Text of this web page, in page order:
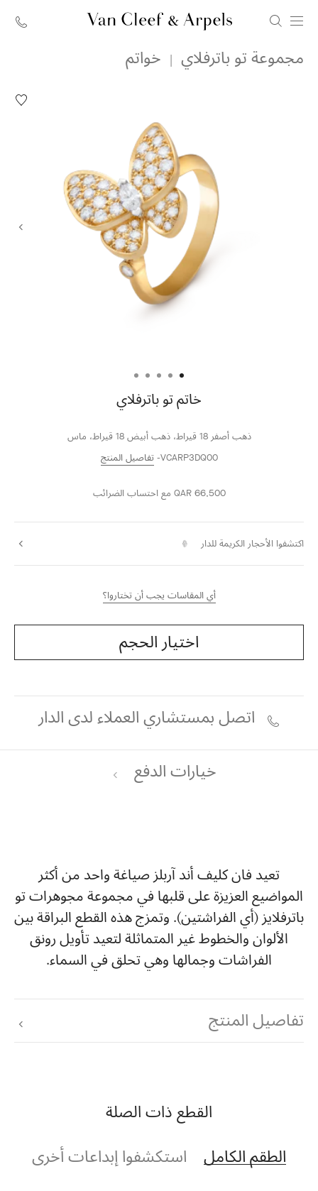
الرئيسية
كليف
أند
آربلز
مجموعة تو باترفلاي خواتم
قائمة
خاتم تو باترفلاي
ذهب أصفر 18 قيراط، ذهب أبيض 18 قيراط، ماس
VCARP3DQ00 تفاصيل المنتج
QAR 66,500 مع احتساب الضرائب
اكتشفوا الأحجار الكريمة للدار
أي المقاسات يجب أن تختاروا؟
اختيار الحجم
اتصل بمستشاري العملاء لدى الدار
خيارات الدفع
تعيد فان كليف أند آربلز صياغة واحد من أكثر
المواضيع العزيزة على قلبها في مجموعة مجوهرات تو
باترفلايز (أي الفراشتين). وتمزج هذه القطع البراقة بين
الألوان والخطوط غير المتماثلة لتعيد تأويل رونق
الفراشات وجمالها وهي تحلق في السماء.
تفاصيل المنتج
القطع ذات الصلة
الطقم الكامل استكشفوا إبداعات أخرى